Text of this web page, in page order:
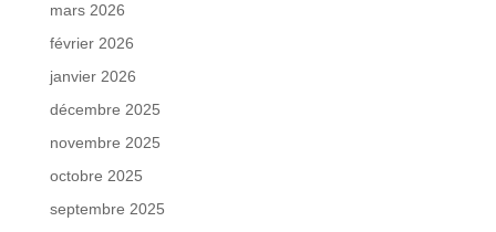
mars 2026
février 2026
janvier 2026
décembre 2025
novembre 2025
octobre 2025
septembre 2025